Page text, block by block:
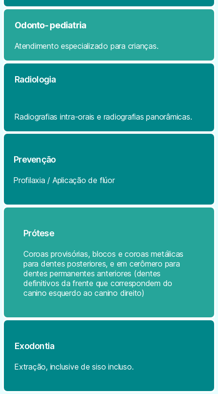
Odonto- pediatria
Atendimento especializado para crianças.
Radiologia
Radiografias intra-orais e radiografias panorâmicas.
Prevenção
Profilaxia / Aplicação de flúor
Prótese
Coroas provisórias, blocos e coroas metálicas
para dentes posteriores, e em cerômero para
dentes permanentes anteriores (dentes
definitivos da frente que correspondem do
canino esquerdo ao canino direito)
Exodontia
Extração, inclusive de siso incluso.